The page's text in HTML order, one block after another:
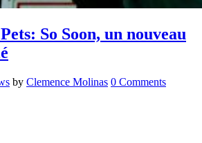
So Soon, un nouveau
by Clemence Molinas 0 Comments